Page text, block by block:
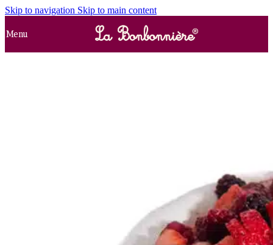
Skip to navigation Skip to main content
Menu